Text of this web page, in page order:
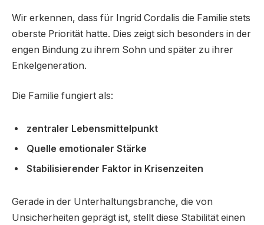
Wir erkennen, dass für Ingrid Cordalis die Familie stets
oberste Priorität hatte. Dies zeigt sich besonders in der
engen Bindung zu ihrem Sohn und später zu ihrer
Enkelgeneration.
Die Familie fungiert als:
zentraler Lebensmittelpunkt
Quelle emotionaler Stärke
Stabilisierender Faktor in Krisenzeiten
Gerade in der Unterhaltungsbranche, die von
Unsicherheiten geprägt ist, stellt diese Stabilität einen